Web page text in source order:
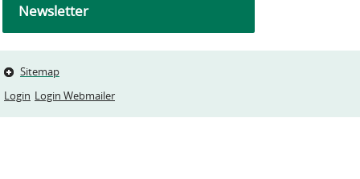
Newsletter
Sitemap
Login Login Webmailer